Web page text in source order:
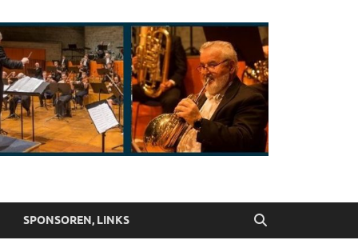
SPONSOREN, LINKS